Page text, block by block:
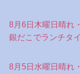
8月6日木曜日晴れ
銀だこでランチタ
8月5日水曜日晴れ